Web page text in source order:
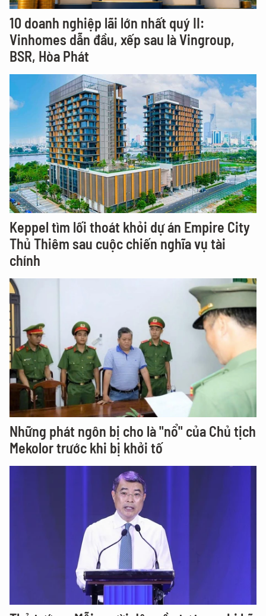
10 doanh nghiệp lãi lớn nhất quý II:
Vinhomes dẫn đầu, xếp sau là Vingroup,
BSR, Hòa Phát
Keppel tìm lối thoát khỏi dự án Empire City
Thủ Thiêm sau cuộc chiến nghĩa vụ tài
chính
Những phát ngôn bị cho là "nổ" của Chủ tịch
Mekolor trước khi bị khởi tố